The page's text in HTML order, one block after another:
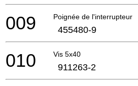
Poignée de l'interrupteur
009 455480-9
Vis 5x40
010 911263-2